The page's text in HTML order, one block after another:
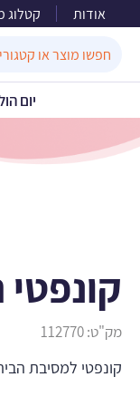
אודות קטלוג
for:
יום
מק"ט:112770
קונפטי למסיבת